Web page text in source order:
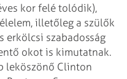
kor felé tolódik),
illetőleg a szülők
szabadosság
okot is kimutatnak.
leköszönő Clinton